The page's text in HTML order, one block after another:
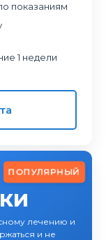
показаниям
1 недели
ПОПУЛЯРНЫЙ
лечению и
и не